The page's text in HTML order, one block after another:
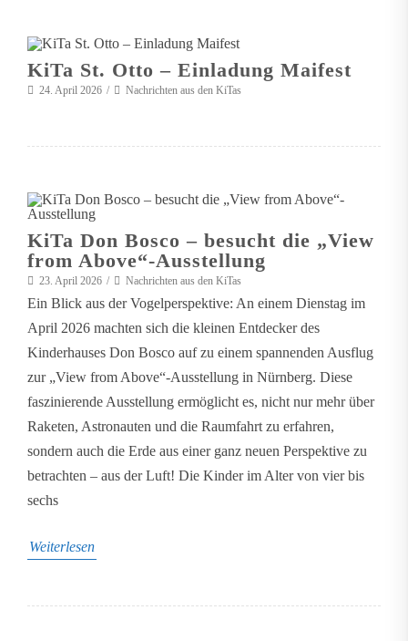
KiTa St. Otto – Einladung Maifest
24. April 2026 Nachrichten aus den KiTas
KiTa Don Bosco – besucht die „View
from Above“-Ausstellung
23. April 2026 Nachrichten aus den KiTas
Ein Blick aus der Vogelperspektive: An einem Dienstag im
April 2026 machten sich die kleinen Entdecker des
Kinderhauses Don Bosco auf zu einem spannenden Ausflug
zur „View from Above“-Ausstellung in Nürnberg. Diese
faszinierende Ausstellung ermöglicht es, nicht nur mehr über
Raketen, Astronauten und die Raumfahrt zu erfahren,
sondern auch die Erde aus einer ganz neuen Perspektive zu
betrachten – aus der Luft! Die Kinder im Alter von vier bis
sechs
Weiterlesen